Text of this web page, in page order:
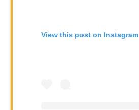
View this post on Instagram